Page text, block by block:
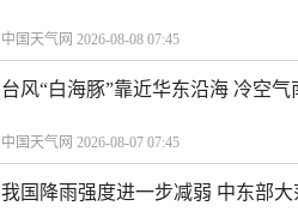
中国天气网 2026-08-08 07:45
台风“白海豚”靠近华东沿海 冷空
中国天气网 2026-08-07 07:45
我国降雨强度进一步减弱 中东部